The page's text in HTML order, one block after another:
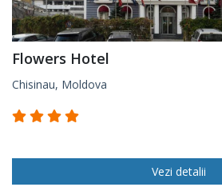
Flowers Hotel
Chisinau, Moldova
Vezi detalii